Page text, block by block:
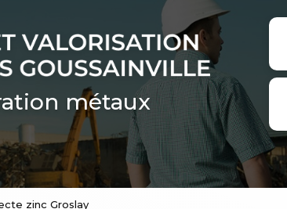
métaux
zinc Groslay